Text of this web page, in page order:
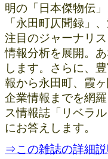
明の「日本傑物伝
「永田町仄聞録」
注目のジャーナリ
情報分析を展開。
します。さらに、
報から永田町、霞
企業情報までを網
ス情報誌「リベラ
にお答えします。
⇒この雑誌の詳細